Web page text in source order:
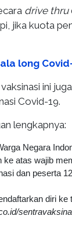
drive thru
jika kuota
long
ini
Covid-19.
lengkapnya:
Negara
ke atas wajib
dan peserta
diri ke